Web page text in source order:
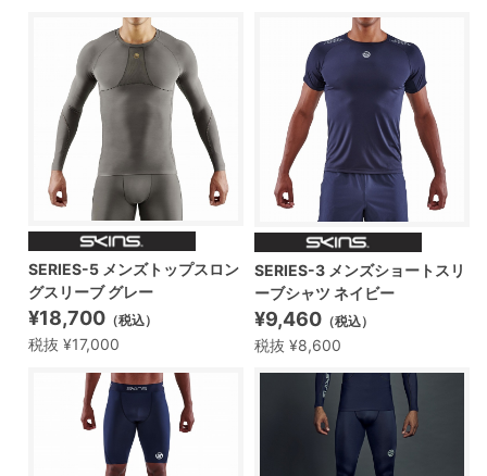
SERIES-5 メンズトップスロン
グスリーブ グレー
¥18,700 （税込）
税抜 ¥17,000
SERIES-3 メンズショートスリ
ーブシャツ ネイビー
¥9,460 （税込）
税抜 ¥8,600